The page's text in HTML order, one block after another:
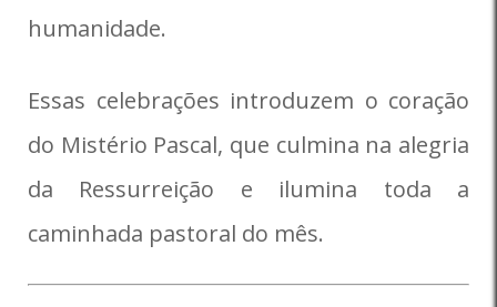
humanidade.
Essas celebrações introduzem o coração
do Mistério Pascal, que culmina na alegria
da Ressurreição e ilumina toda a
caminhada pastoral do mês.